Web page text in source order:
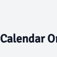
Calendar